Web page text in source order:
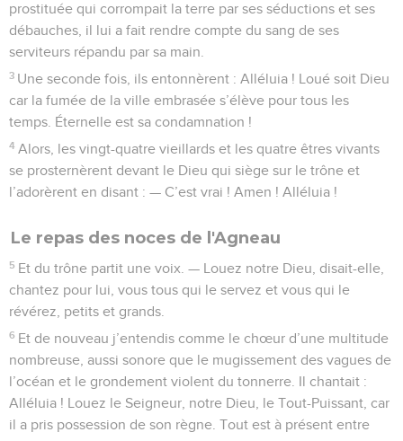
prostituée qui corrompait la terre par ses séductions et ses
débauches, il lui a fait rendre compte du sang de ses
serviteurs répandu par sa main.
3 Une seconde fois, ils entonnèrent : Alléluia ! Loué soit Dieu
car la fumée de la ville embrasée s’élève pour tous les
temps. Éternelle est sa condamnation !
4 Alors, les vingt-quatre vieillards et les quatre êtres vivants
se prosternèrent devant le Dieu qui siège sur le trône et
l’adorèrent en disant : — C’est vrai ! Amen ! Alléluia !
Le repas des noces de l'Agneau
5 Et du trône partit une voix. — Louez notre Dieu, disait-elle,
chantez pour lui, vous tous qui le servez et vous qui le
révérez, petits et grands.
6 Et de nouveau j’entendis comme le chœur d’une multitude
nombreuse, aussi sonore que le mugissement des vagues de
l’océan et le grondement violent du tonnerre. Il chantait :
Alléluia ! Louez le Seigneur, notre Dieu, le Tout-Puissant, car
il a pris possession de son règne. Tout est à présent entre